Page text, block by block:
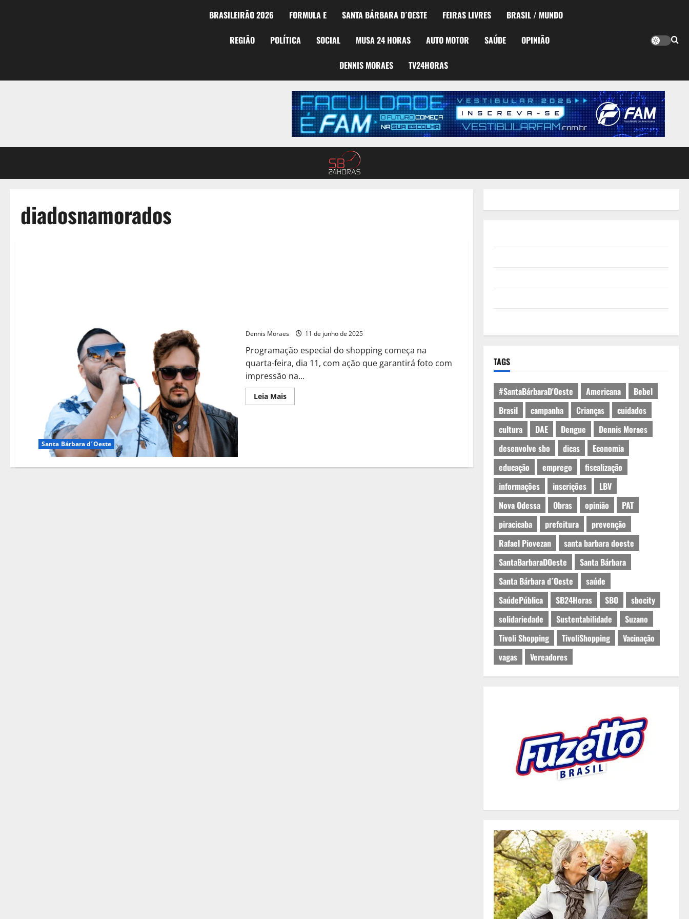
BRASILEIRÃO 2026 FORMULA E SANTA BÁRBARA D´OESTE FEIRAS LIVRES BRASIL / MUNDO
REGIÃO POLÍTICA SOCIAL MUSA 24 HORAS AUTO MOTOR SAÚDE OPINIÃO
DENNIS MORAES TV24HORAS
diadosnamorados
Santa Bárbara d´Oeste
Dennis Moraes 11 de junho de 2025
Programação especial do shopping começa na
quarta-feira, dia 11, com ação que garantirá foto com
impressão na...
Leia Mais
TAGS
#SantaBárbaraD'Oeste Americana
Bebel
Brasil
campanha Crianças
cuidados
cultura
DAE Dengue
Dennis Moraes
desenvolve sbo
dicas
Economia
educação
emprego
fiscalização
informações
inscrições
LBV
Nova Odessa
Obras opinião
PAT
piracicaba
prefeitura
prevenção
Rafael Piovezan
santa barbara doeste
SantaBarbaraDOeste
Santa Bárbara
Santa Bárbara d´Oeste
saúde
SaúdePública
SB24Horas SBO
sbocity
solidariedade
Sustentabilidade
Suzano
Tivoli Shopping
TivoliShopping
Vacinação
vagas
Vereadores